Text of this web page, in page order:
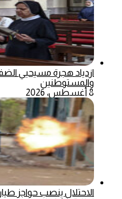
ازدياد هجرة مسيحيي
والمستوطنين
8 أغسطس، 2026
الاحتلال ينصب حواجز